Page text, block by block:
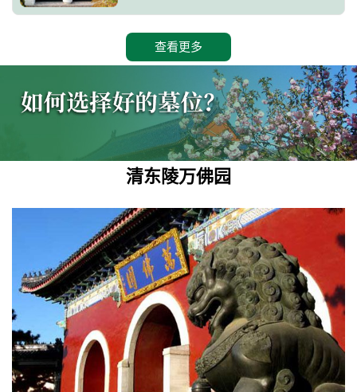
查看更多
清东陵万佛园